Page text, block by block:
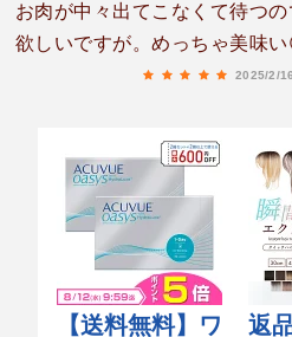
お肉が中々出てこなくて待つ
欲しいですが。めっちゃ美味い
2025/2/